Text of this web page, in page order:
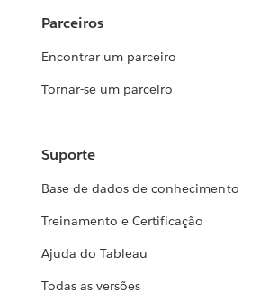
Parceiros
Encontrar um parceiro
Tornar-se um parceiro
Suporte
Base de dados de conhecimento
Treinamento e Certificação
Ajuda do Tableau
Todas as versões